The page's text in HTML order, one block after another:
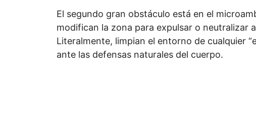
El segundo gran obstáculo está en el
modifican la zona para expulsar o neutralizar
Literalmente, limpian el entorno de cualquier
ante las defensas naturales del cuerpo.